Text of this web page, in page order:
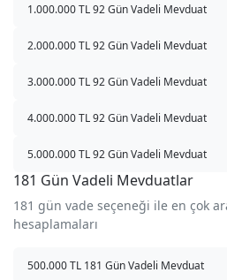
1.000.000 TL 92 Gün Vadeli Mevduat
2.000.000 TL 92 Gün Vadeli Mevduat
3.000.000 TL 92 Gün Vadeli Mevduat
4.000.000 TL 92 Gün Vadeli Mevduat
5.000.000 TL 92 Gün Vadeli Mevduat
181 Gün Vadeli Mevduatlar
181 gün vade seçeneği ile en çok
hesaplamaları
500.000 TL 181 Gün Vadeli Mevduat